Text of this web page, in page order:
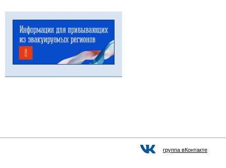
группа вКонтакте